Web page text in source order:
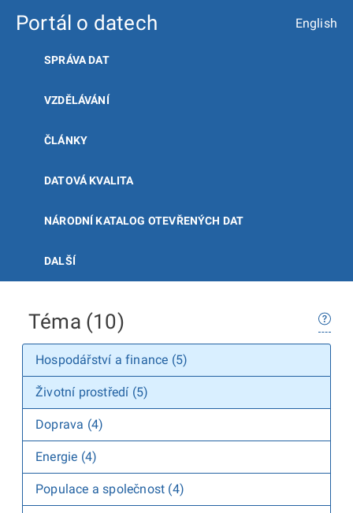
Portál o datech English
SPRÁVA DAT
VZDĚLÁVÁNÍ
ČLÁNKY
DATOVÁ KVALITA
NÁRODNÍ KATALOG OTEVŘENÝCH DAT
DALŠÍ
Téma (10)
Hospodářství a finance (5)
Životní prostředí (5)
Doprava (4)
Energie (4)
Populace a společnost (4)